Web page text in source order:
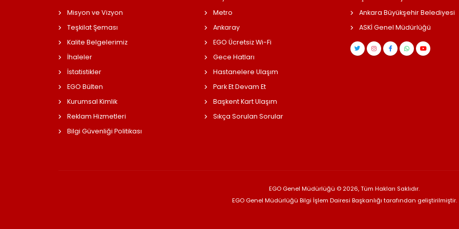
Misyon ve Vizyon
Teşkilat Şeması
Kalite Belgelerimiz
İhaleler
İstatistikler
EGO Bülten
Kurumsal Kimlik
Reklam Hizmetleri
Bilgi Güvenliği Politikası
Metro
Ankaray
EGO Ücretsiz Wi-Fi
Gece Hatları
Hastanelere Ulaşım
Park Et Devam Et
Başkent Kart Ulaşım
Sıkça Sorulan Sorular
Ankara Büyükşehir Belediyesi
ASKİ Genel Müdürlüğü
EGO Genel Müdürlüğü © 2026, Tüm Hakları Saklıdır.
EGO Genel Müdürlüğü Bilgi İşlem Dairesi Başkanlığı tarafından geliştirilmiştir.